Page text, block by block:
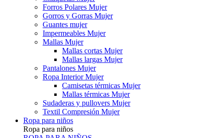
Forros Polares Mujer
Gorros y Gorras Mujer
Guantes mujer
Impermeables Mujer
Mallas Mujer
Mallas cortas Mujer
Mallas largas Mujer
Pantalones Mujer
Ropa Interior Mujer
Camisetas térmicas Mujer
Mallas térmicas Mujer
Sudaderas y pullovers Mujer
Textil Compresión Mujer
Ropa para niños
Ropa para niños